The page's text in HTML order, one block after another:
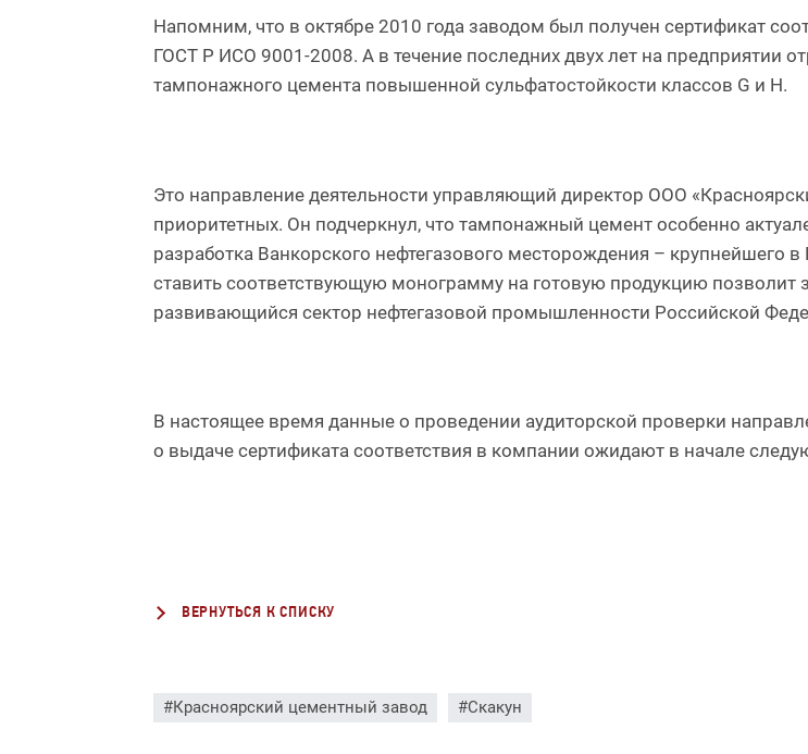
Напомним, что в октябре 2010 года заводом был получен сертификат
ГОСТ Р ИСО 9001-2008. А в течение последних двух лет на предприятии
тампонажного цемента повышенной сульфатостойкости классов G и Н.
Это направление деятельности управляющий директор ООО
приоритетных. Он подчеркнул, что тампонажный цемент особенно
разработка Ванкорского нефтегазового месторождения – крупнейшего
ставить соответствующую монограмму на готовую продукцию позволит
развивающийся сектор нефтегазовой промышленности Российской
В настоящее время данные о проведении аудиторской проверки
о выдаче сертификата соответствия в компании ожидают в начале
ВЕРНУТЬСЯ К СПИСКУ
#Красноярский цементный завод #Скакун